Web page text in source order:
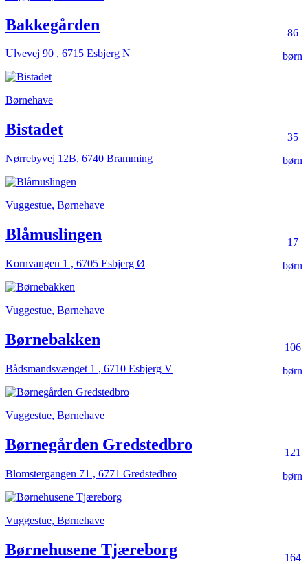
86
børn
Bakkegården
Ulvevej 90 , 6715 Esbjerg N
Børnehave
35
børn
Bistadet
Nørrebyvej 12B, 6740 Bramming
Vuggestue, Børnehave
17
børn
Blåmuslingen
Kornvangen 1 , 6705 Esbjerg Ø
Vuggestue, Børnehave
106
børn
Børnebakken
Bådsmandsvænget 1 , 6710 Esbjerg V
Vuggestue, Børnehave
121
børn
Børnegården Gredstedbro
Blomstergangen 71 , 6771 Gredstedbro
Vuggestue, Børnehave
164
Børnehusene Tjæreborg